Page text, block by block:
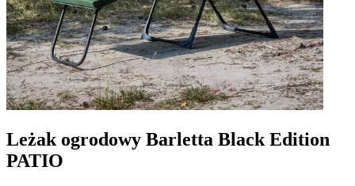
Leżak ogrodowy Barletta Black Edition
PATIO